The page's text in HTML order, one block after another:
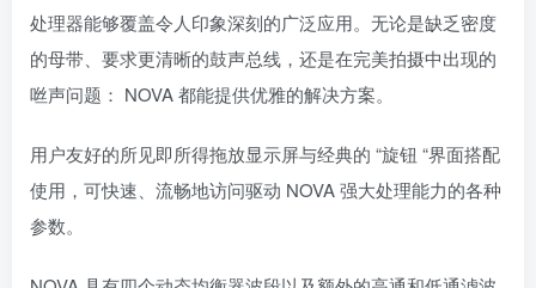
处理器能够覆盖令人印象深刻的广泛应用。无论是缺乏密度
的母带、要求更清晰的鼓声总线，还是在完美拍摄中出现的
咝声问题： NOVA 都能提供优雅的解决方案。
用户友好的所见即所得拖放显示屏与经典的 “旋钮 “界面搭配
使用，可快速、流畅地访问驱动 NOVA 强大处理能力的各种
参数。